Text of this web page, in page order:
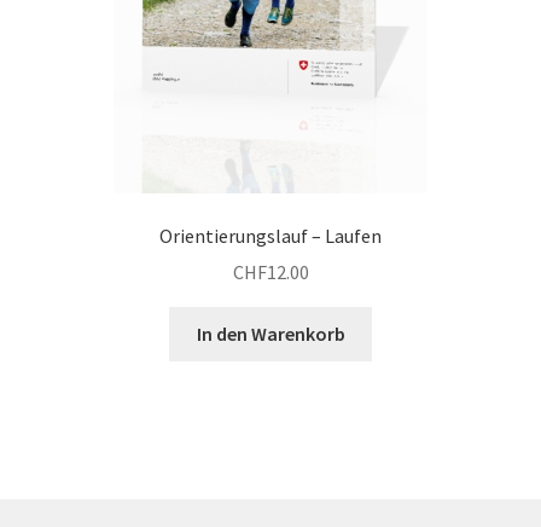
Orientierungslauf – Laufen
CHF12.00
In den Warenkorb